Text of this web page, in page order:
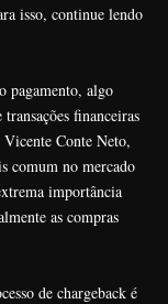
isso, continue lendo
pagamento, algo
financeiras
Conte Neto,
comum no mercado
importância
as compras
de chargeback é